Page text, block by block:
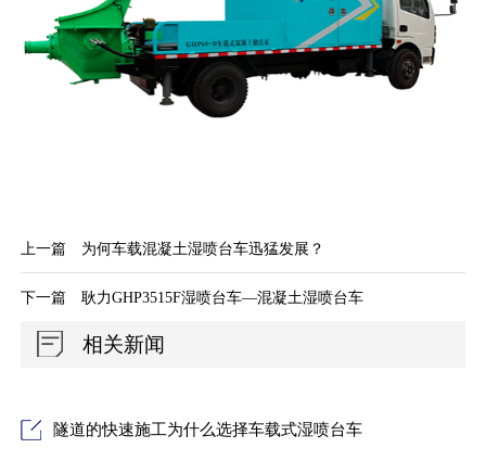
上一篇 为何车载混凝土湿喷台车迅猛发展？
下一篇 耿力GHP3515F湿喷台车—混凝土湿喷台车
相关新闻
隧道的快速施工为什么选择车载式湿喷台车